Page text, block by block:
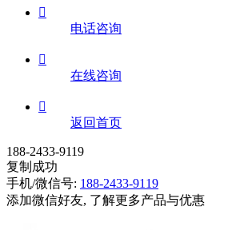

电话咨询

在线咨询

返回首页
188-2433-9119
复制成功
手机/微信号: 188-2433-9119
添加微信好友, 了解更多产品与优惠